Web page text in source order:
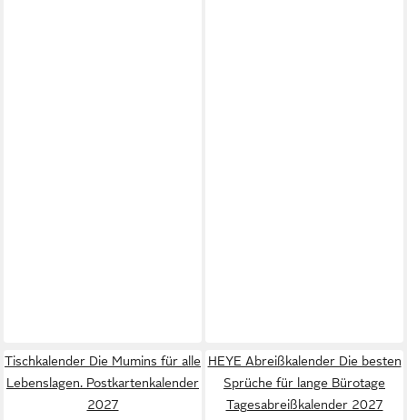
Tischkalender Die Mumins für alle
Lebenslagen. Postkartenkalender
2027
HEYE Abreißkalender Die besten
Sprüche für lange Bürotage
Tagesabreißkalender 2027